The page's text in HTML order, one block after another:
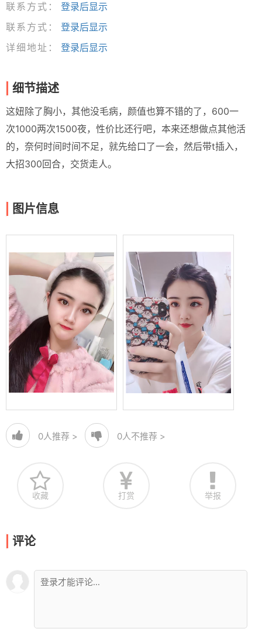
联系方式：
登录后显示
联系方式：
登录后显示
详细地址：
登录后显示
细节描述
这妞除了胸小，其他没毛病，颜值也算不错的了，600一
次1000两次1500夜，性价比还行吧，本来还想做点其他活
的，奈何时间时间不足，就先给口了一会，然后带t插入，
大招300回合，交货走人。
图片信息
0人推荐 > 0人不推荐 >
收藏 打赏 举报
评论